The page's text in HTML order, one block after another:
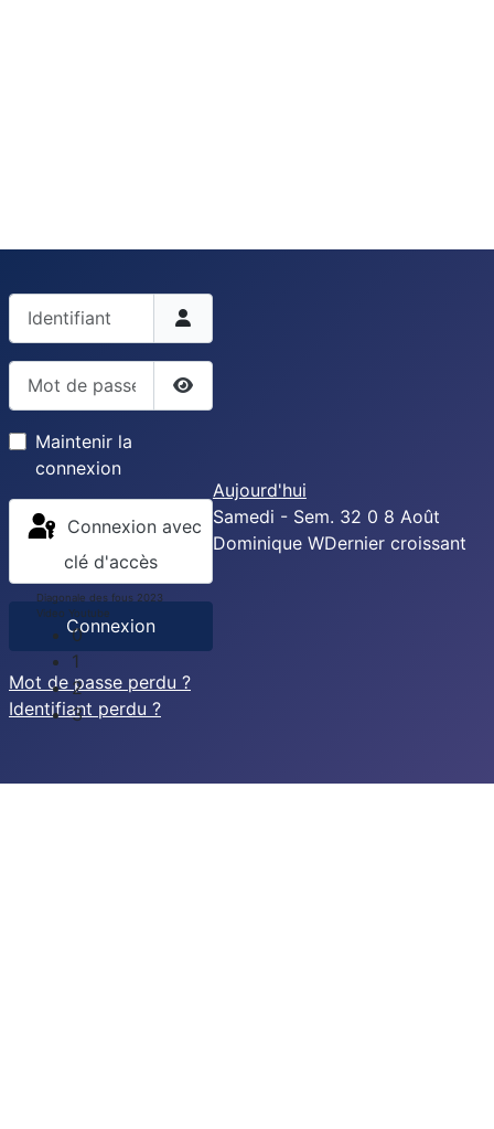
Diagonale des fous 2023
Video Youtube
0
1
2
3
Identifiant
Mot de passe
Afficher le mot de passe
Maintenir la
connexion
clé d'accès
Connexion
Mot de passe perdu ?
Identifiant perdu ?
Aujourd'hui
Samedi - Sem. 32 0 8 Août
Dominique WDernier croissant